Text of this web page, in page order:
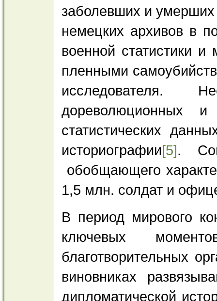
заболевших и
немецких архивов в
военной статистики
пленными
исследователя.
дореволюционных
статистических
историографии[5].
обобщающего
1,5 млн. солдат и
В период мирового
ключевых
благотворительных
виновниках
дипломатической